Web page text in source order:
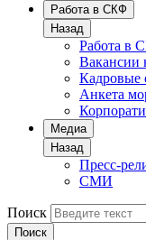
Работа в СКФ
Назад
Работа в
Вакансии
Кадровые
Анкета
Медиа
Назад
Пресс-
СМИ
Поиск
Поиск